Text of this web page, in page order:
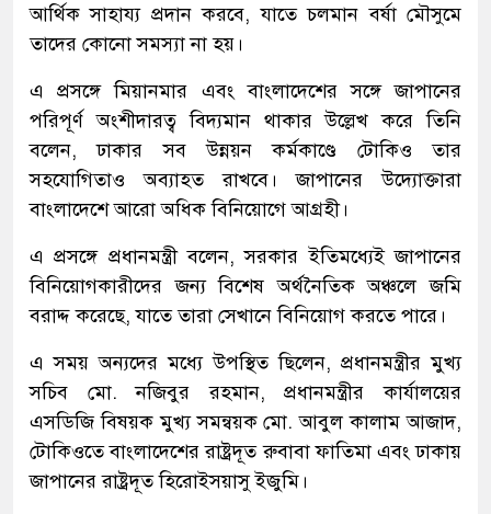
আর্থিক সাহায্য প্রদান করবে, যাতে চলমান বর্ষা মৌসুমে
তাদের কোনো সমস্যা না হয়।
এ প্রসঙ্গে মিয়ানমার এবং বাংলাদেশের সঙ্গে জাপানের
পরিপূর্ণ অংশীদারত্ব বিদ্যমান থাকার উল্লেখ করে তিনি
বলেন, ঢাকার সব উন্নয়ন কর্মকাণ্ডে টোকিও তার
সহযোগিতাও অব্যাহত রাখবে। জাপানের উদ্যোক্তারা
বাংলাদেশে আরো অধিক বিনিয়োগে আগ্রহী।
এ প্রসঙ্গে প্রধানমন্ত্রী বলেন, সরকার ইতিমধ্যেই জাপানের
বিনিয়োগকারীদের জন্য বিশেষ অর্থনৈতিক অঞ্চলে জমি
বরাদ্দ করেছে, যাতে তারা সেখানে বিনিয়োগ করতে পারে।
এ সময় অন্যদের মধ্যে উপস্থিত ছিলেন, প্রধানমন্ত্রীর মুখ্য
সচিব মো. নজিবুর রহমান, প্রধানমন্ত্রীর কার্যালয়ের
এসডিজি বিষয়ক মুখ্য সমন্বয়ক মো. আবুল কালাম আজাদ,
টোকিওতে বাংলাদেশের রাষ্ট্রদূত রুবাবা ফাতিমা এবং ঢাকায়
জাপানের রাষ্ট্রদূত হিরোইসয়াসু ইজুমি।